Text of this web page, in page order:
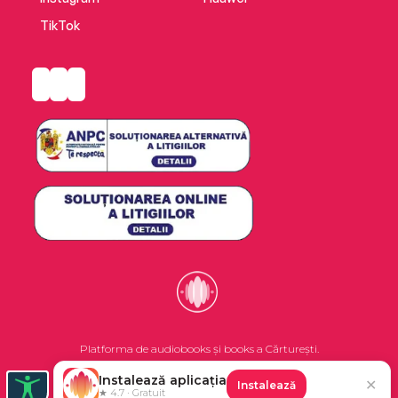
TikTok
Platforma de audiobooks și books a Cărturești.
©2026 Nemo EPG SRL. Toate drepturile rezervate.
Instalează aplicația
★ 4.7 · Gratuit
Instalează ✕